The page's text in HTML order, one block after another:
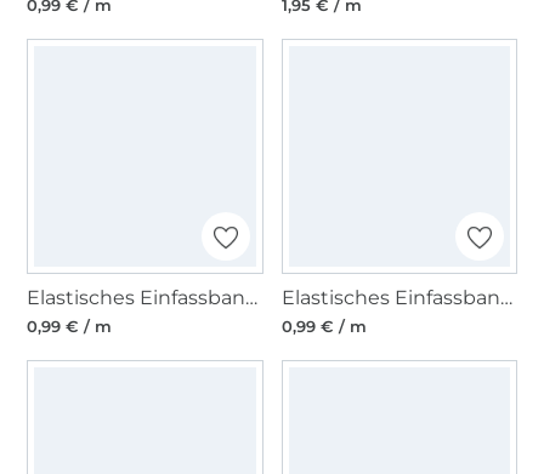
0,99 € / m 1,95 € / m
Elastisches Einfassband matt, sand
0,99 € / m
Elastisches Einfassband matt, royalblau
0,99 € / m